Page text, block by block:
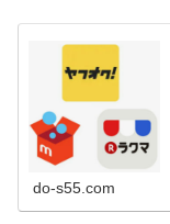
do-s55.com